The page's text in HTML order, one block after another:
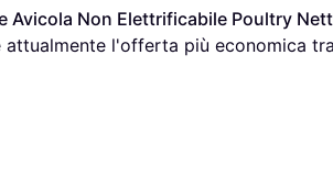
Avicola Non Elettrificabile Poultry
attualmente l'offerta più economica tra